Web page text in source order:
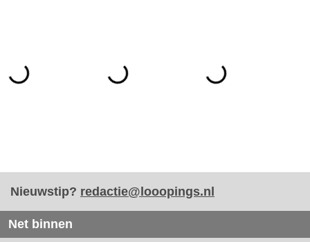
Nieuwstip? redactie@looopings.nl
Net binnen